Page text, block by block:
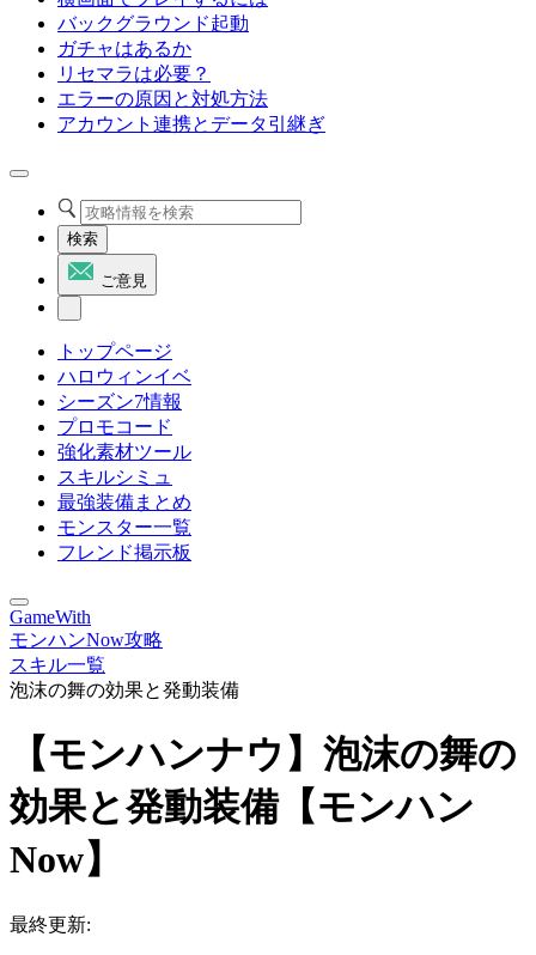
バックグラウンド起動
ガチャはあるか
リセマラは必要？
エラーの原因と対処方法
アカウント連携とデータ引継ぎ
検索
ご意見
トップページ
ハロウィンイベ
シーズン7情報
プロモコード
強化素材ツール
スキルシミュ
最強装備まとめ
モンスター一覧
フレンド掲示板
GameWith
モンハンNow攻略
スキル一覧
泡沫の舞の効果と発動装備
【モンハンナウ】泡沫の舞の
効果と発動装備【モンハン
Now】
最終更新: